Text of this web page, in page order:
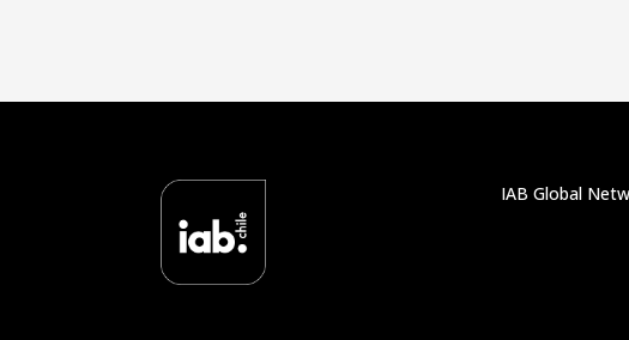
IAB Global